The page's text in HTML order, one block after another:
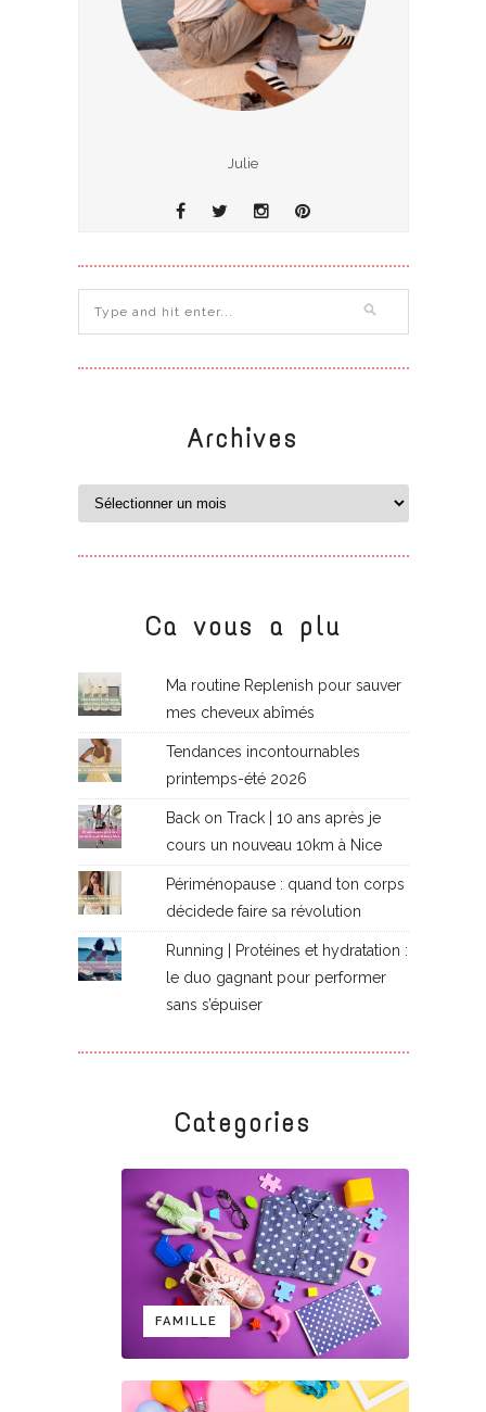
Julie
Archives
Ca vous a plu
Ma routine Replenish pour sauver
mes cheveux abîmés
Tendances incontournables
printemps-été 2026
Back on Track | 10 ans après je
cours un nouveau 10km à Nice
Périménopause : quand ton corps
décidede faire sa révolution
Running | Protéines et hydratation :
le duo gagnant pour performer
sans s’épuiser
Categories
FAMILLE